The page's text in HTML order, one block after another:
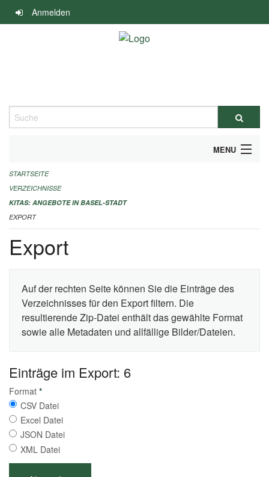
Navigation
überspringen
Anmelden
Suche
MENU
ALLGEMEINE INFORMATIONEN
IMPRESSUM
STARTSEITE
VERZEICHNISSE
KITAS: ANGEBOTE IN BASEL-STADT
EXPORT
Export
Auf der rechten Seite können Sie die Einträge des
Verzeichnisses für den Export filtern. Die
resultierende Zip-Datei enthält das gewählte Format
sowie alle Metadaten und allfällige Bilder/Dateien.
Einträge im Export: 6
Format *
CSV Datei
Excel Datei
JSON Datei
XML Datei